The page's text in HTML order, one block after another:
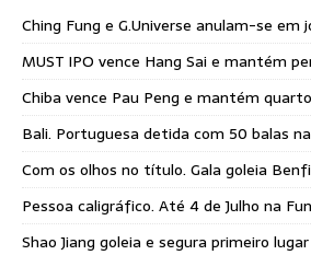
Ching Fung e G.Universe anulam-se em
MUST IPO vence Hang Sai e mantém
Chiba vence Pau Peng e mantém
Bali. Portuguesa detida com 50 balas
Com os olhos no título. Gala goleia
Pessoa caligráfico. Até 4 de Julho na
Shao Jiang goleia e segura primeiro lugar